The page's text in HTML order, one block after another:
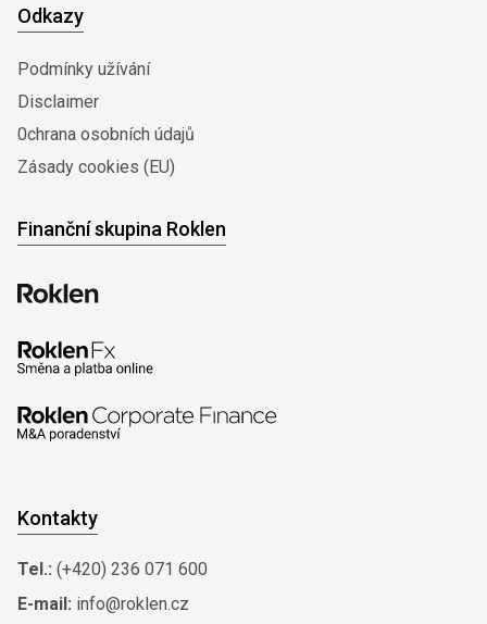
Odkazy
Podmínky užívání
Disclaimer
0chrana osobních údajů
Zásady cookies (EU)
Finanční skupina Roklen
Kontakty
Tel.: (+420) 236 071 600
E-mail: info@roklen.cz